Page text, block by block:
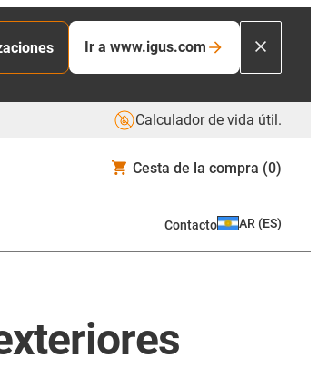
Ir a www.igus.com
Calculador de vida útil.
Cesta de la compra (0)
Contacto AR (ES)